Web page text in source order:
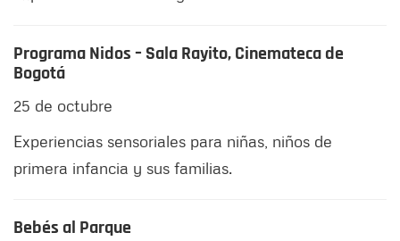
Programa Nidos – Sala Rayito, Cinemateca de
Bogotá
25 de octubre
Experiencias sensoriales para niñas, niños de
primera infancia y sus familias.
Bebés al Parque